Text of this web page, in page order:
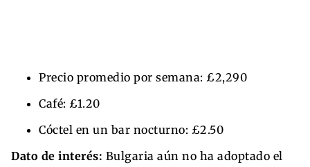
Precio promedio por semana: £2,290
Café: £1.20
Cóctel en un bar nocturno: £2.50
Dato de interés: Bulgaria aún no ha adoptado el